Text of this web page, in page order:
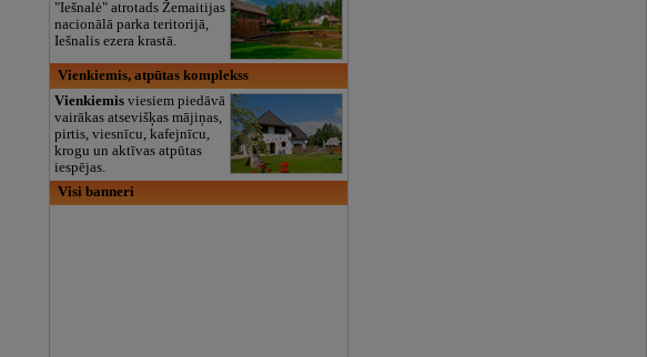
"Iešnalė" atrotads Žemaitijas
nacionālā parka teritorijā,
Iešnalis ezera krastā.
Vienkiemis, atpūtas komplekss
Vienkiemis viesiem piedāvā
vairākas atsevišķas mājiņas,
pirtis, viesnīcu, kafejnīcu,
krogu un aktīvas atpūtas
iespējas.
Visi banneri